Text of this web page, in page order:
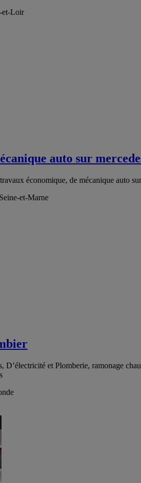
et-Loir
auto sur
économique, de mécanique auto
et-Marne
D’électricité et Plomberie, ramonage